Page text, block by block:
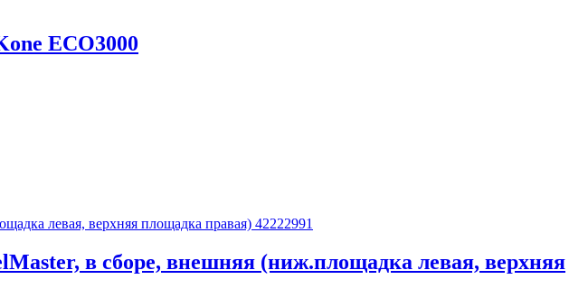
ECO3000
в сборе, внешняя (ниж.площадка левая, верхняя